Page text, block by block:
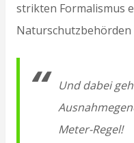
strikten Formalismus
Naturschutzbehörden
Und dabei
Meter-Regel!